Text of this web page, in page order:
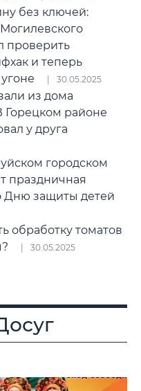
без ключей:
проверить
и теперь
30.05.2025
из дома
Горецком районе
у друга
городском
праздничная
Дню защиты детей
обработку томатов
30.05.2025